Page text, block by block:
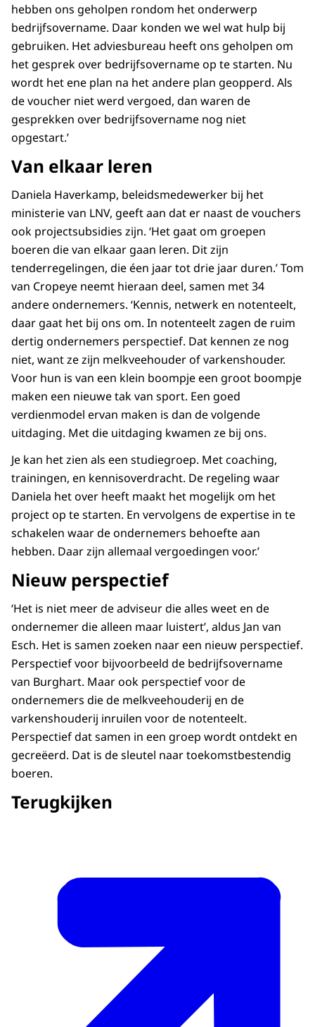
hebben ons geholpen rondom het onderwerp
bedrijfsovername. Daar konden we wel wat hulp bij
gebruiken. Het adviesbureau heeft ons geholpen om
het gesprek over bedrijfsovername op te starten. Nu
wordt het ene plan na het andere plan geopperd. Als
de voucher niet werd vergoed, dan waren de
gesprekken over bedrijfsovername nog niet
opgestart.’
Van elkaar leren
Daniela Haverkamp, beleidsmedewerker bij het
ministerie van LNV, geeft aan dat er naast de vouchers
ook projectsubsidies zijn. ‘Het gaat om groepen
boeren die van elkaar gaan leren. Dit zijn
tenderregelingen, die éen jaar tot drie jaar duren.’ Tom
van Cropeye neemt hieraan deel, samen met 34
andere ondernemers. ‘Kennis, netwerk en notenteelt,
daar gaat het bij ons om. In notenteelt zagen de ruim
dertig ondernemers perspectief. Dat kennen ze nog
niet, want ze zijn melkveehouder of varkenshouder.
Voor hun is van een klein boompje een groot boompje
maken een nieuwe tak van sport. Een goed
verdienmodel ervan maken is dan de volgende
uitdaging. Met die uitdaging kwamen ze bij ons.
Je kan het zien als een studiegroep. Met coaching,
trainingen, en kennisoverdracht. De regeling waar
Daniela het over heeft maakt het mogelijk om het
project op te starten. En vervolgens de expertise in te
schakelen waar de ondernemers behoefte aan
hebben. Daar zijn allemaal vergoedingen voor.’
Nieuw perspectief
‘Het is niet meer de adviseur die alles weet en de
ondernemer die alleen maar luistert’, aldus Jan van
Esch. Het is samen zoeken naar een nieuw perspectief.
Perspectief voor bijvoorbeeld de bedrijfsovername
van Burghart. Maar ook perspectief voor de
ondernemers die de melkveehouderij en de
varkenshouderij inruilen voor de notenteelt.
Perspectief dat samen in een groep wordt ontdekt en
gecreëerd. Dat is de sleutel naar toekomstbestendig
boeren.
Terugkijken